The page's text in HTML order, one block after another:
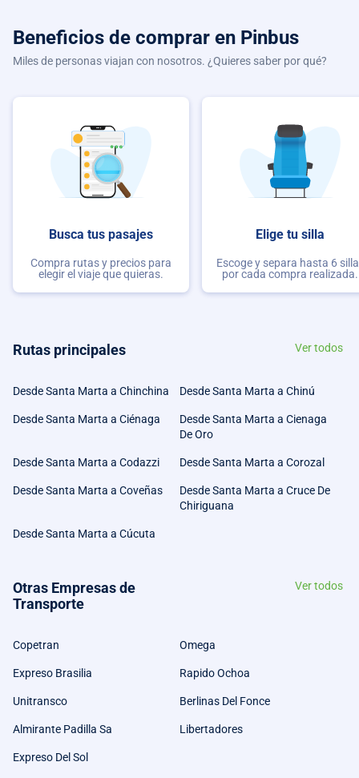
Beneficios de comprar en Pinbus
Miles de personas viajan con nosotros. ¿Quieres saber por qué?
Busca tus pasajes
Compra rutas y precios para
elegir el viaje que quieras.
Elige tu silla
Escoge y separa hasta 6
por cada compra realizada.
Rutas principales Ver todos
Desde Santa Marta a Chinchina Desde Santa Marta a Chinú
Desde Santa Marta a Ciénaga
Desde Santa Marta a Cienaga
De Oro
Desde Santa Marta a Codazzi Desde Santa Marta a Corozal
Desde Santa Marta a Coveñas
Desde Santa Marta a Cruce De
Chiriguana
Desde Santa Marta a Cúcuta
Otras Empresas de
Transporte
Ver todos
Copetran Omega
Expreso Brasilia Rapido Ochoa
Unitransco Berlinas Del Fonce
Almirante Padilla Sa Libertadores
Expreso Del Sol